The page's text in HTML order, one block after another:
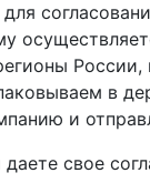
в
и
свое